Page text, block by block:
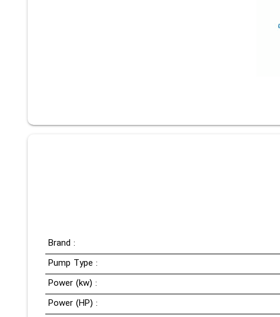
Brand :
Pump Type :
Power (kw) :
Power (HP) :